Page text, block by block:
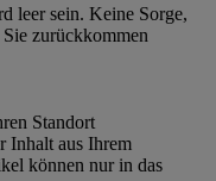
leer sein. Keine Sorge,
zurückkommen
Standort
Inhalt aus Ihrem
können nur in das